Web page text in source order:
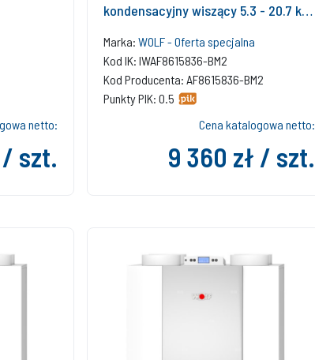
netto:
/ szt.
kondensacyjny wiszący 5.3 - 20.7 kW
Marka: WOLF - Oferta specjalna
Kod IK: IWAF8615836-BM2
Kod Producenta: AF8615836-BM2
Punkty PIK: 0.5
Cena katalogowa netto:
9 360 zł / szt.